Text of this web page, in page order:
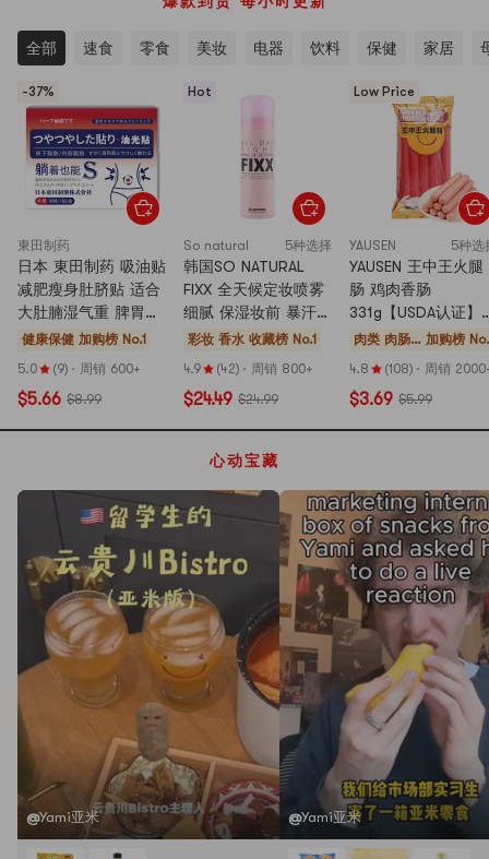
全部 速食 零食 美妆 电器 饮料 保健 家居
-37%
東田制药
日本 東田制药 吸油贴
减肥瘦身肚脐贴 适合
大肚腩湿气重 脾胃虚
弱人群【明星同款】
健康保健 加购榜 No.1
5.0
(9) · 周销 600+
$5.66 $8.99
Hot
So natural 5种选择
韩国SO NATURAL
FIXX 全天候定妆喷雾
细腻 保湿妆前 暴汗不
脱妆 清爽贴合 75ml
质 【化解榜单第一】
彩妆 香水 收藏榜 No.1
4.9
(42) · 周销 800+
$24.49 $24.99
Low Price
YAUSEN 5种选
YAUSEN 王中王火腿
肠 鸡肉香肠
331g【USDA认证】
【夜宵泡面搭子】
肉类 肉肠
肉干 卤味
加购榜
4.8
(108) · 周销
$3.69 $5.99
心动宝藏
@Yami亚米 @Yami亚米